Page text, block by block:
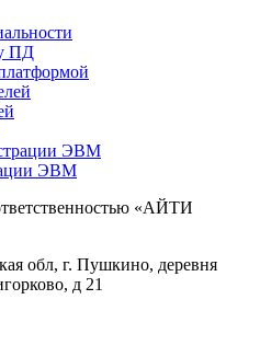
ПД
ЭВМ
ЭВМ
«АЙТИ
обл, г. Пушкино, деревня
д 21